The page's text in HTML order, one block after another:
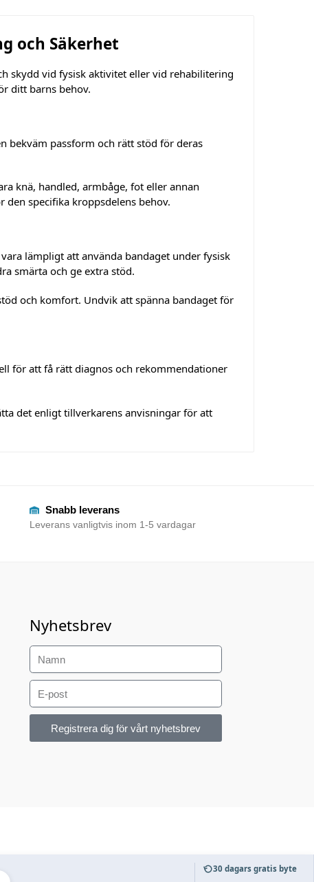
och Säkerhet
skydd vid fysisk aktivitet eller vid rehabilitering
ditt barns behov.
bekväm passform och rätt stöd för deras
knä, handled, armbåge, fot eller annan
specifika kroppsdelens behov.
lämpligt att använda bandaget under fysisk
smärta och ge extra stöd.
och komfort. Undvik att spänna bandaget för
för att få rätt diagnos och rekommendationer
det enligt tillverkarens anvisningar för att
Snabb leverans
Leverans vanligtvis inom 1-5 vardagar
Nyhetsbrev
Registrera dig för vårt nyhetsbrev
30 dagars gratis byte